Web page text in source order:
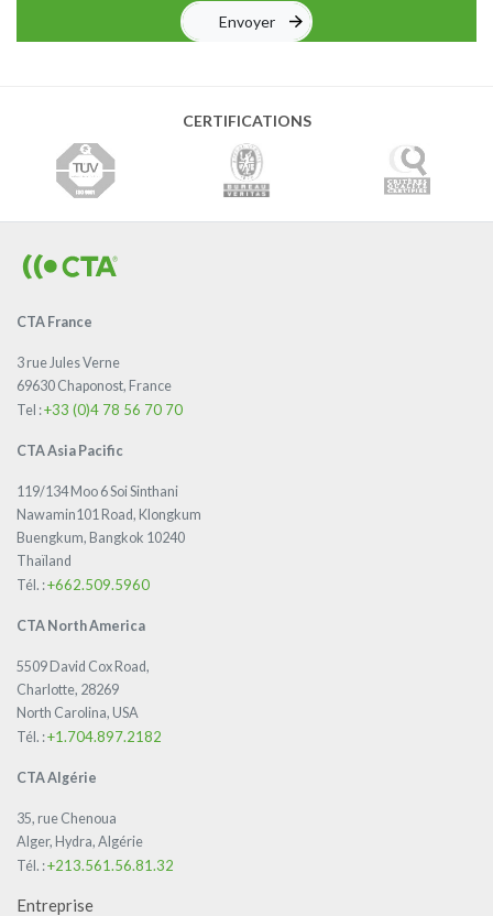
CERTIFICATIONS
CTA France
3 rue Jules Verne
69630 Chaponost, France
Tel :+33 (0)4 78 56 70 70
CTA Asia Pacific
119/134 Moo 6 Soi Sinthani
Nawamin101 Road, Klongkum
Buengkum, Bangkok 10240
Thaïland
Tél. :+662.509.5960
CTA North America
5509 David Cox Road,
Charlotte, 28269
North Carolina, USA
Tél. :+1.704.897.2182
CTA Algérie
35, rue Chenoua
Alger, Hydra, Algérie
Tél. :+213.561.56.81.32
Entreprise